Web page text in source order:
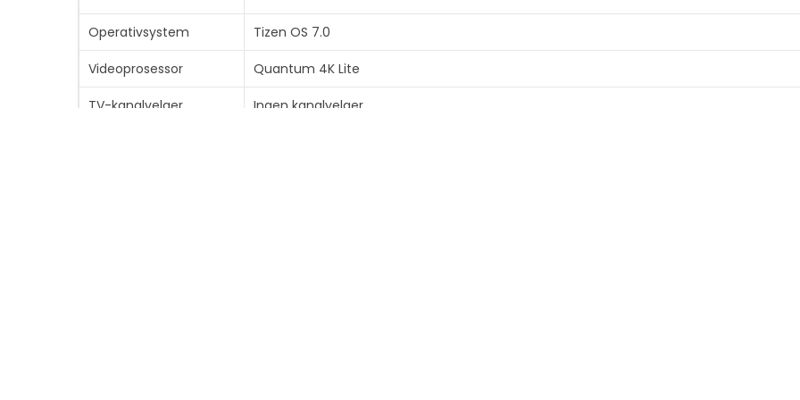
Operativsystem Tizen OS 7.0
Videoprosessor Quantum 4K Lite
TV-kanalvelger Ingen kanalvelger